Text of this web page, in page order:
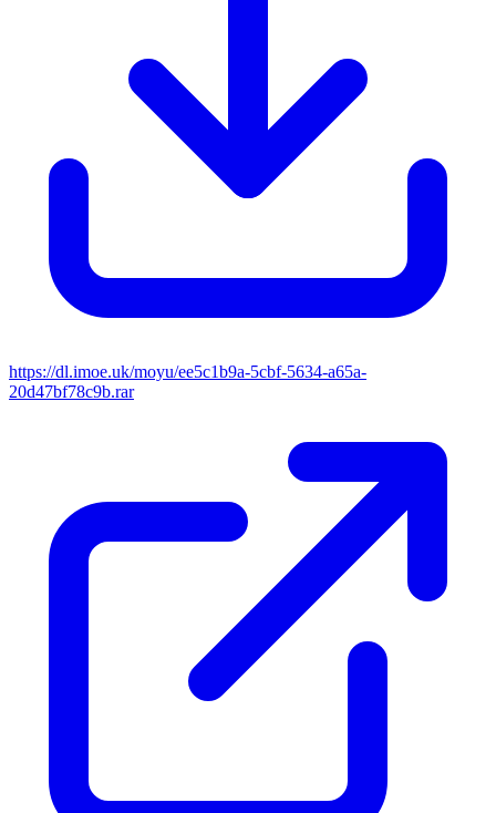
https://dl.imoe.uk/moyu/ee5c1b9a-5cbf-5634-a65a-
20d47bf78c9b.rar